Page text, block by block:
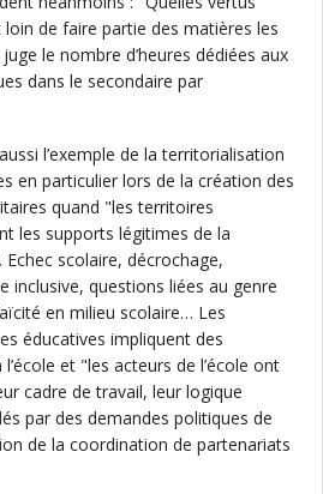
de faire partie des matières les
le nombre d’heures dédiées aux
dans le secondaire par
l’exemple de la territorialisation
en particulier lors de la création des
quand "les territoires
les supports légitimes de la
scolaire, décrochage,
inclusive, questions liées au genre
en milieu scolaire… Les
éducatives impliquent des
et "les acteurs de l’école ont
cadre de travail, leur logique
par des demandes politiques de
de la coordination de partenariats